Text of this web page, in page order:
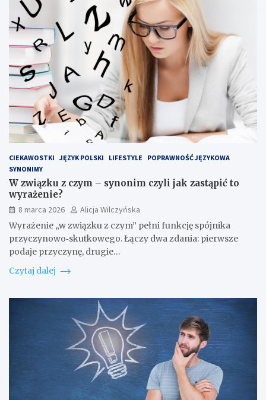
CIEKAWOSTKI JĘZYK POLSKI LIFESTYLE
POPRAWNOŚĆ JĘZYKOWA
SYNONIMY
W związku z czym – synonim czyli jak zastąpić to
wyrażenie?
8 marca 2026
Alicja Wilczyńska
Wyrażenie „w związku z czym” pełni funkcję spójnika
przyczynowo‑skutkowego. Łączy dwa zdania: pierwsze
podaje przyczynę, drugie…
Czytaj dalej